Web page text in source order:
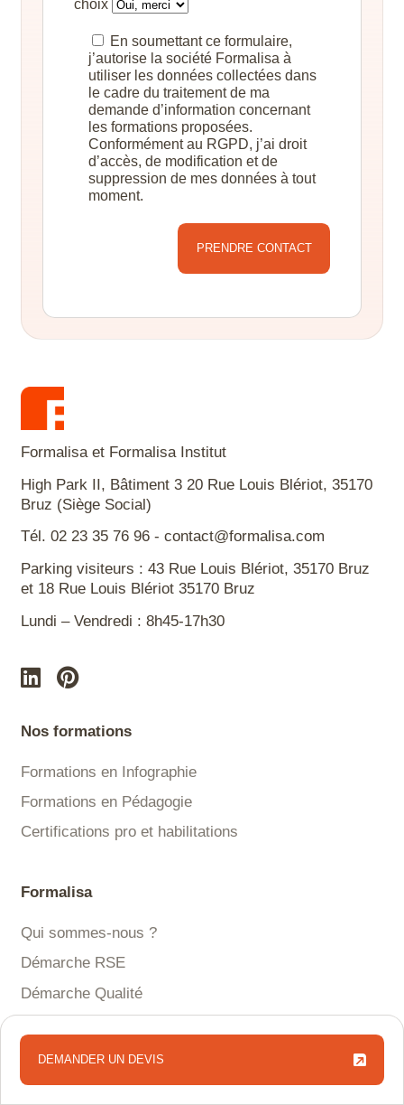
En soumettant ce formulaire,
j’autorise la société Formalisa à
utiliser les données collectées dans
le cadre du traitement de ma
demande d’information concernant
les formations proposées.
Conformément au RGPD, j’ai droit
d’accès, de modification et de
suppression de mes données à tout
moment.
DEMANDER UN DEVIS
Formalisa et Formalisa Institut
High Park II, Bâtiment 3 20 Rue Louis Blériot, 35170
Bruz (Siège Social)
Tél. 02 23 35 76 96 - contact@formalisa.com
Parking visiteurs : 43 Rue Louis Blériot, 35170 Bruz
et 18 Rue Louis Blériot 35170 Bruz
Lundi – Vendredi : 8h45-17h30
Nos formations
Formations en Infographie
Formations en Pédagogie
Certifications pro et habilitations
Formalisa
Qui sommes-nous ?
Démarche RSE
Démarche Qualité
Accessibilité
Actualités